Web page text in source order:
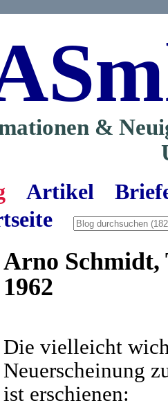
&
Artikel
Arno Schmidt,
1962
Die vielleicht
Neuerscheinung
ist erschienen: